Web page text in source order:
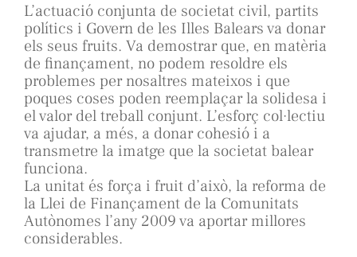
L’actuació conjunta de societat civil, partits
polítics i Govern de les Illes Balears va donar
els seus fruits. Va demostrar que, en matèria
de finançament, no podem resoldre els
problemes per nosaltres mateixos i que
poques coses poden reemplaçar la solidesa i
el valor del treball conjunt. L’esforç col·lectiu
va ajudar, a més, a donar cohesió i a
transmetre la imatge que la societat balear
funciona.
La unitat és força i fruit d’això, la reforma de
la Llei de Finançament de la Comunitats
Autònomes l’any 2009 va aportar millores
considerables.